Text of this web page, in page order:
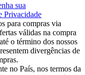
sua
Privacidade
para compras via
válidas na compra
o término dos nossos
divergências de
no País, nos termos da